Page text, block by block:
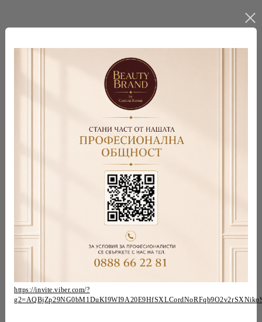
https://invite.viber.com/?